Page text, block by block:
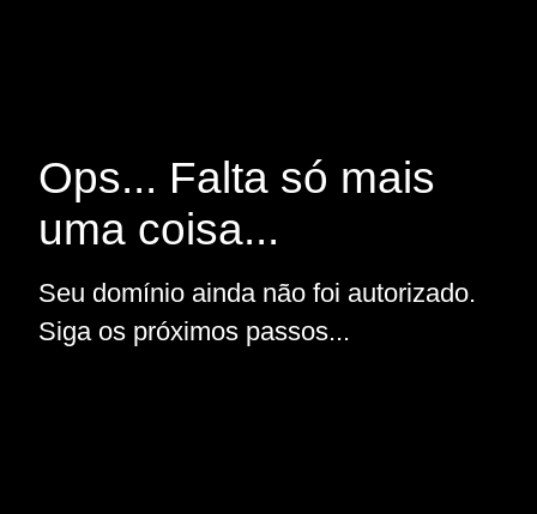
Ops... Falta só mais
uma coisa...
Seu domínio ainda não foi autorizado.
Siga os próximos passos...